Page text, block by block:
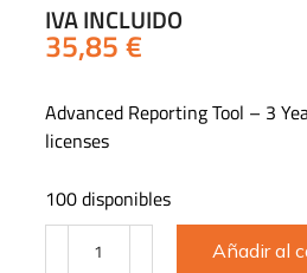
IVA INCLUIDO
35,85€
Advanced Reporting Tool – 3
licenses
100 disponibles
Añadir al